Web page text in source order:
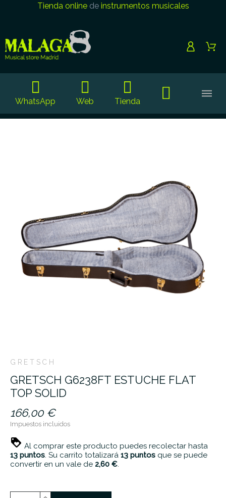
Tienda onlinede instrumentos musicales
WhatsApp Web Tienda
GRETSCH
GRETSCH G6238FT ESTUCHE FLAT
TOP SOLID
166,00 €
Impuestos incluidos
Al comprar este producto puedes recolectar hasta
13 puntos. Su carrito totalizará 13 puntos que se puede
convertir en un vale de 2,60 €.